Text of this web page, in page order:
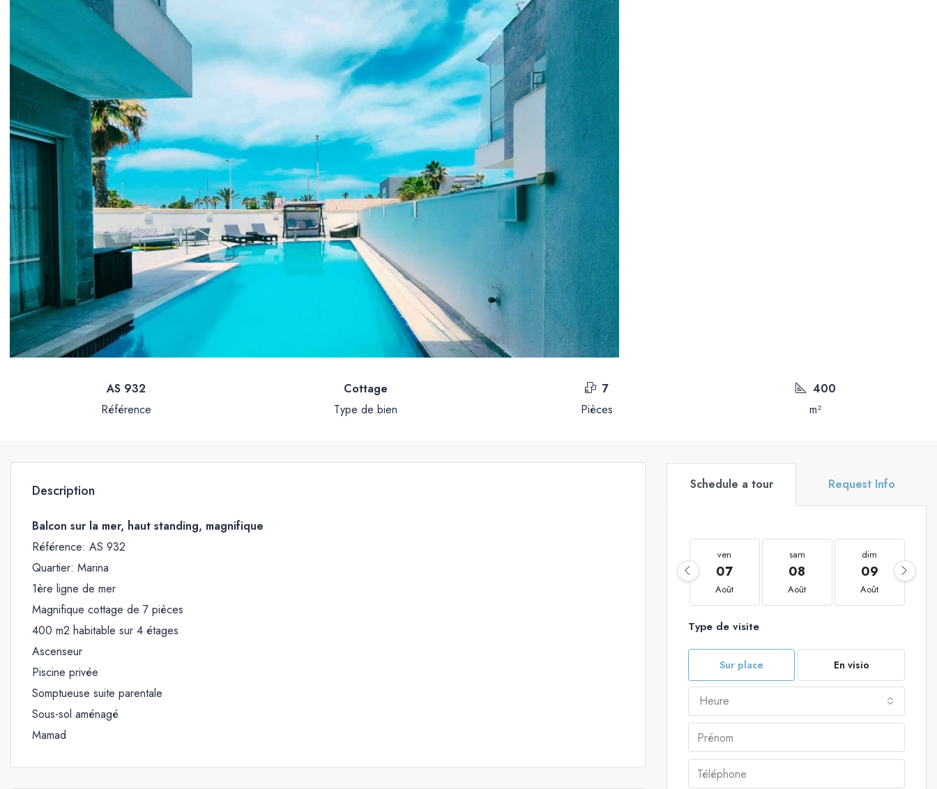
AS 932
Référence
Cottage
Type de bien
7
Pièces
400
m²
Description
Balcon sur la mer, haut standing, magnifique
Référence: AS 932
Quartier: Marina
1ère ligne de mer
Magnifique cottage de 7 pièces
400 m2 habitable sur 4 étages
Ascenseur
Piscine privée
Somptueuse suite parentale
Sous-sol aménagé
Mamad
Schedule a tour Request Info
ven
07
Août
sam
08
Août
dim
09
Août
Type de visite
Sur place En visio
Heure